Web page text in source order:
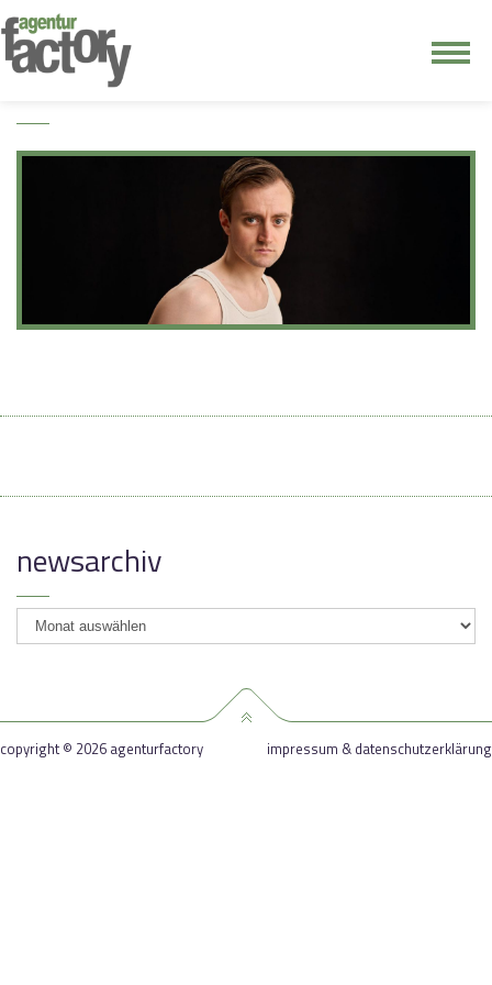
kontakt
newsarchiv
newsarchiv
copyright © 2026 agenturfactory impressum & datenschutzerklärung